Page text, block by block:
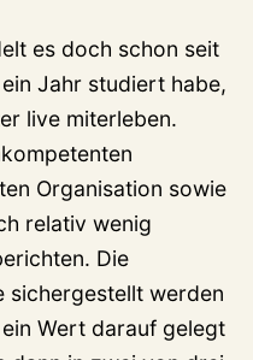
es doch schon seit
Jahr studiert habe,
live miterleben.
Organisation sowie
relativ wenig
Die
sichergestellt werden
Wert darauf gelegt